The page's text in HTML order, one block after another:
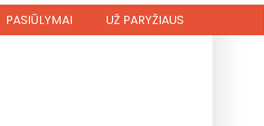
PASIŪLYMAI UŽ PARYŽIAUS